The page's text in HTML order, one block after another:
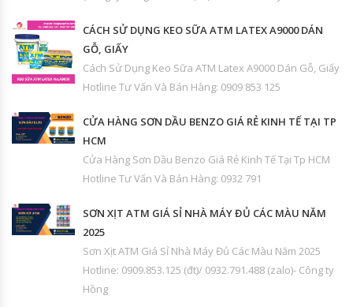
CÁCH SỬ DỤNG KEO SỮA ATM LATEX A9000 DÁN
GỖ, GIẤY
Cách Sử Dụng Keo Sữa ATM Latex A9000 Dán Gỗ, Giấy
Hotline Tư Vấn Và Bán Hàng: 0909 853 125
CỬA HÀNG SƠN DẦU BENZO GIÁ RẺ KINH TẾ TẠI TP
HCM
Cửa Hàng Sơn Dầu Benzo Giá Rẻ Kinh Tế Tại Tp HCM
Hotline Tư Vấn Và Bán Hàng: 0932 791
SƠN XỊT ATM GIÁ SỈ NHÀ MÁY ĐỦ CÁC MÀU NĂM
2025
Sơn Xịt ATM Giá Sỉ Nhà Máy Đủ Các Màu Năm 2025
Hotline: 0909.853.125 (đt)/ 0932.791.488 (zalo)- Công ty
Hồng